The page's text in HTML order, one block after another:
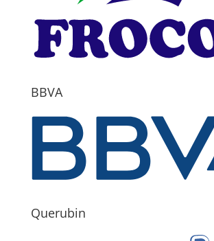
BBVA
Querubin